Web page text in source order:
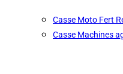
Casse Moto Fert
Casse Machines